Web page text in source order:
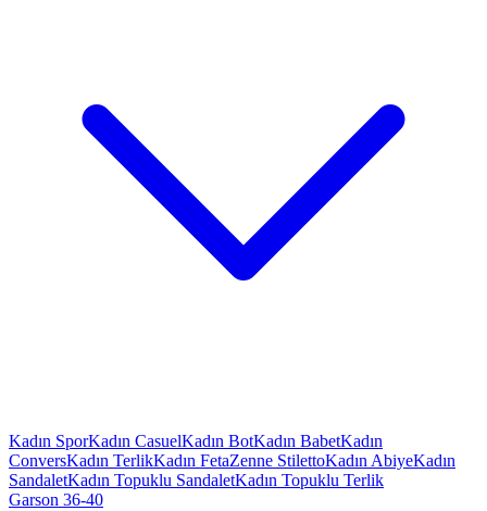
Kadın SporKadın CasuelKadın BotKadın BabetKadın
ConversKadın TerlikKadın FetaZenne StilettoKadın AbiyeKadın
SandaletKadın Topuklu SandaletKadın Topuklu Terlik
Garson 36-40